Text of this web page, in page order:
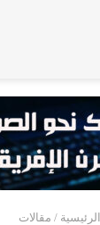
الرئيسية / مقالات